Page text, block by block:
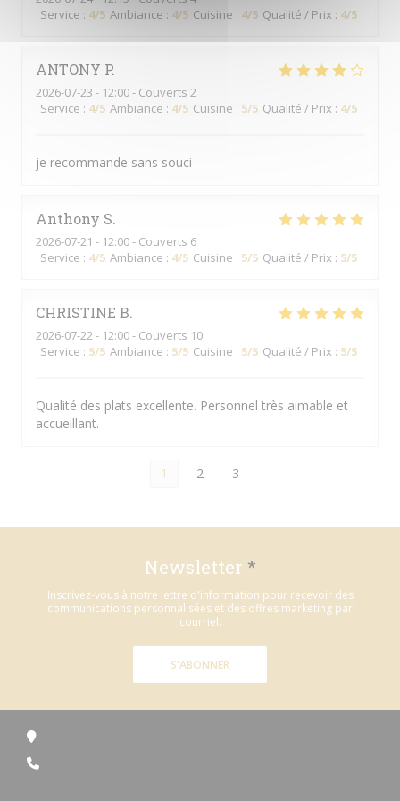
Service : 4/5 Ambiance : 4/5 Cuisine : 4/5 Qualité / Prix : 4/5
ANTONY P
2026-07-23 - 12:00 - Couverts 2
Service : 4/5 Ambiance : 4/5 Cuisine : 5/5 Qualité / Prix : 4/5
je recommande sans souci
Anthony S
2026-07-21 - 12:00 - Couverts 6
Service : 4/5 Ambiance : 4/5 Cuisine : 5/5 Qualité / Prix : 5/5
CHRISTINE B
2026-07-22 - 12:00 - Couverts 10
Service : 5/5 Ambiance : 5/5 Cuisine : 5/5 Qualité / Prix : 5/5
Qualité des plats excellente. Personnel très aimable et
accueillant.
1 2 3
Newsletter *
Inscrivez-vous à notre lettre d'information pour recevoir des
communications personnalisées et des offres marketing par
courriel.
S'ABONNER